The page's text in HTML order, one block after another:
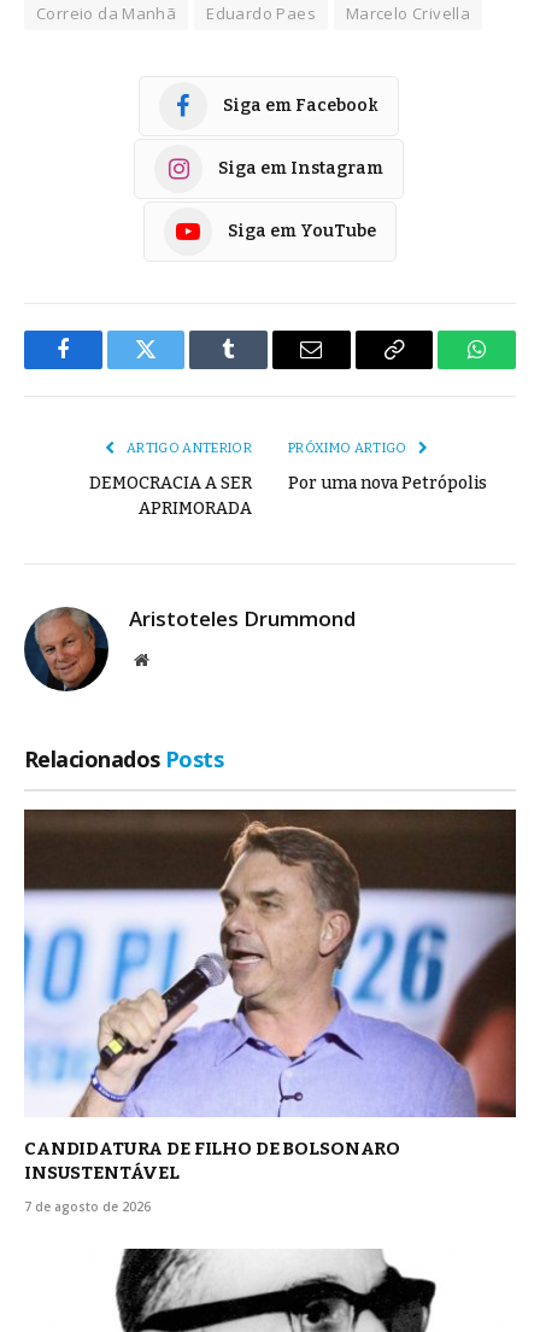
Correio da Manhã Eduardo Paes Marcelo Crivella
Siga em Facebook
Siga em Instagram
Siga em YouTube
FacebookTwitter Tumblr
E-
Copiar
ARTIGO ANTERIOR
DEMOCRACIA A SER
APRIMORADA
PRÓXIMO ARTIGO
Por uma nova Petrópolis
Aristoteles Drummond
Site
Relacionados Posts
CANDIDATURA DE FILHO DE BOLSONARO
INSUSTENTÁVEL
7 de agosto de 2026